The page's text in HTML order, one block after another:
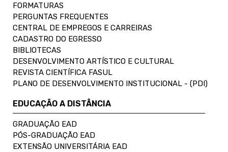
FORMATURAS
PERGUNTAS FREQUENTES
CENTRAL DE EMPREGOS E CARREIRAS
CADASTRO DO EGRESSO
BIBLIOTECAS
DESENVOLVIMENTO ARTÍSTICO E CULTURAL
REVISTA CIENTÍFICA FASUL
PLANO DE DESENVOLVIMENTO INSTITUCIONAL - (PDI)
EDUCAÇÃO A DISTÂNCIA
GRADUAÇÃO EAD
PÓS-GRADUAÇÃO EAD
EXTENSÃO UNIVERSITÁRIA EAD